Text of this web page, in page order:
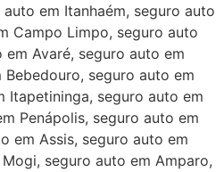
em Itanhaém, seguro auto
Campo Limpo, seguro auto
Avaré, seguro auto em
seguro auto em
Itapetininga, seguro auto em
Penápolis, seguro auto em
em Assis, seguro auto em
seguro auto em Amparo,